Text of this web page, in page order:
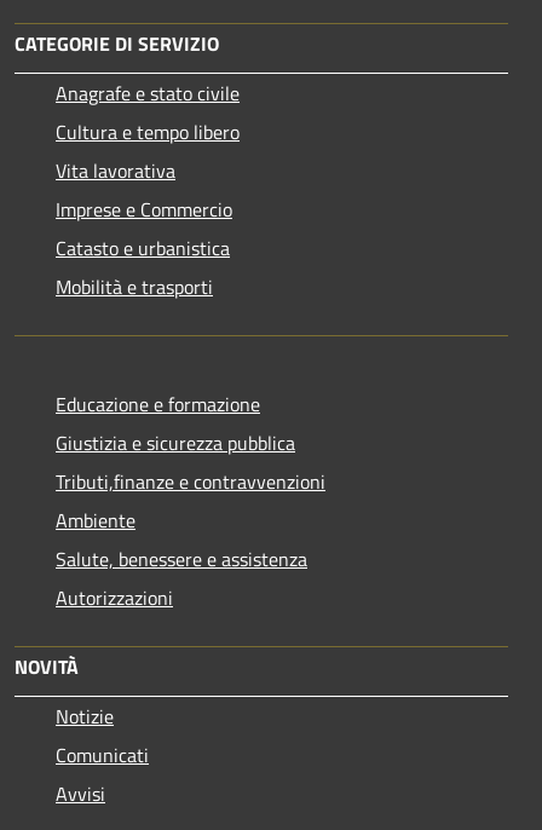
CATEGORIE DI SERVIZIO
Anagrafe e stato civile
Cultura e tempo libero
Vita lavorativa
Imprese e Commercio
Catasto e urbanistica
Mobilità e trasporti
Educazione e formazione
Giustizia e sicurezza pubblica
Tributi,finanze e contravvenzioni
Ambiente
Salute, benessere e assistenza
Autorizzazioni
NOVITÀ
Notizie
Comunicati
Avvisi